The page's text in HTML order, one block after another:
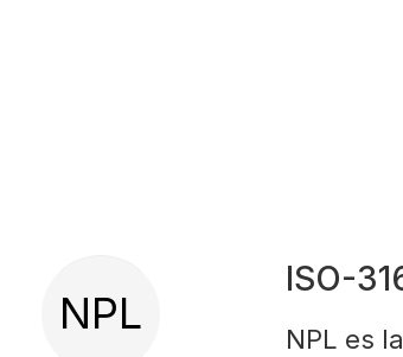
NPL
ISO-
NPL es